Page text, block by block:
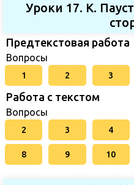
Уроки 17. К.
Предтекстовая работа
Вопросы
1 2 3
Работа с текстом
Вопросы
2 3 4
8 9 10